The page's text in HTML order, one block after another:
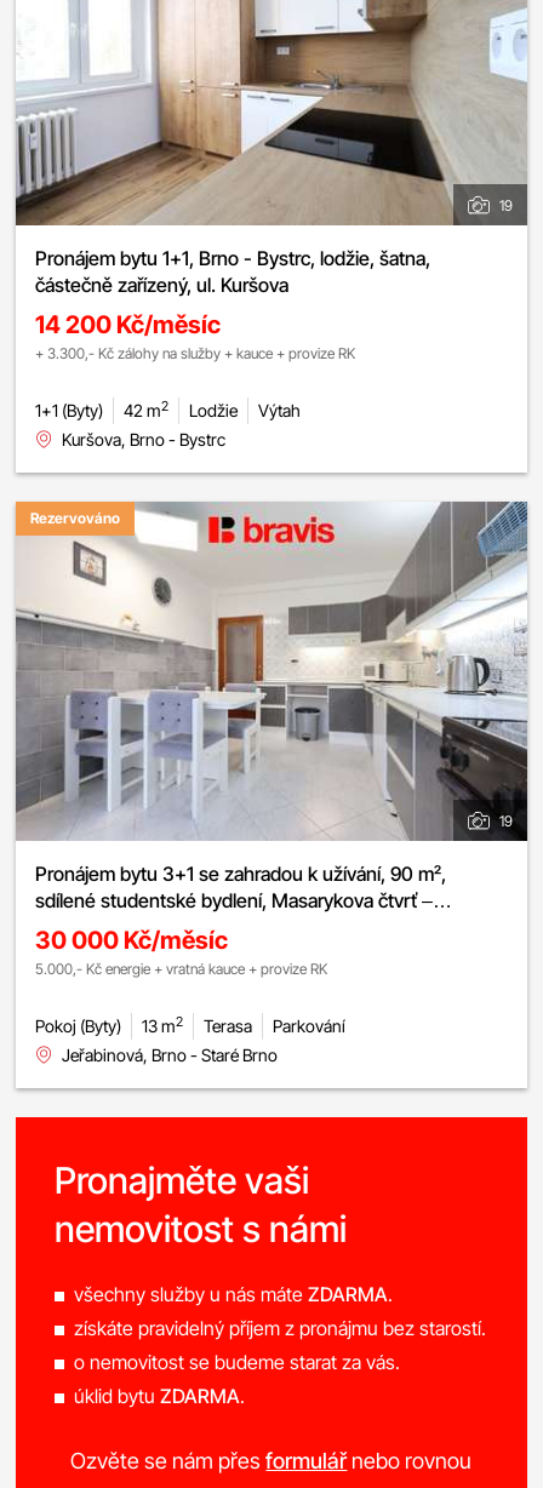
19
Pronájem bytu 1+1, Brno - Bystrc, lodžie, šatna,
částečně zařízený, ul. Kuršova
14 200 Kč/měsíc
+ 3.300,- Kč zálohy na služby + kauce + provize RK
1+1 (Byty) 42 m2 Lodžie
Výtah
Kuršova, Brno - Bystrc
Rezervováno
19
Pronájem bytu 3+1 se zahradou k užívání, 90 m²,
sdílené studentské bydlení, Masarykova čtvrť –
Jeřabinová
30 000 Kč/měsíc
5.000,- Kč energie + vratná kauce + provize RK
Pokoj (Byty) 13 m2 Terasa
Parkování
Jeřabinová, Brno - Staré Brno
Pronajměte vaši
nemovitost s námi
všechny služby u nás máteZDARMA.
získáte pravidelný příjem z pronájmu bez starostí.
o nemovitost se budeme starat za vás.
úklid bytuZDARMA.
Ozvěte se nám přesformulářnebo rovnou